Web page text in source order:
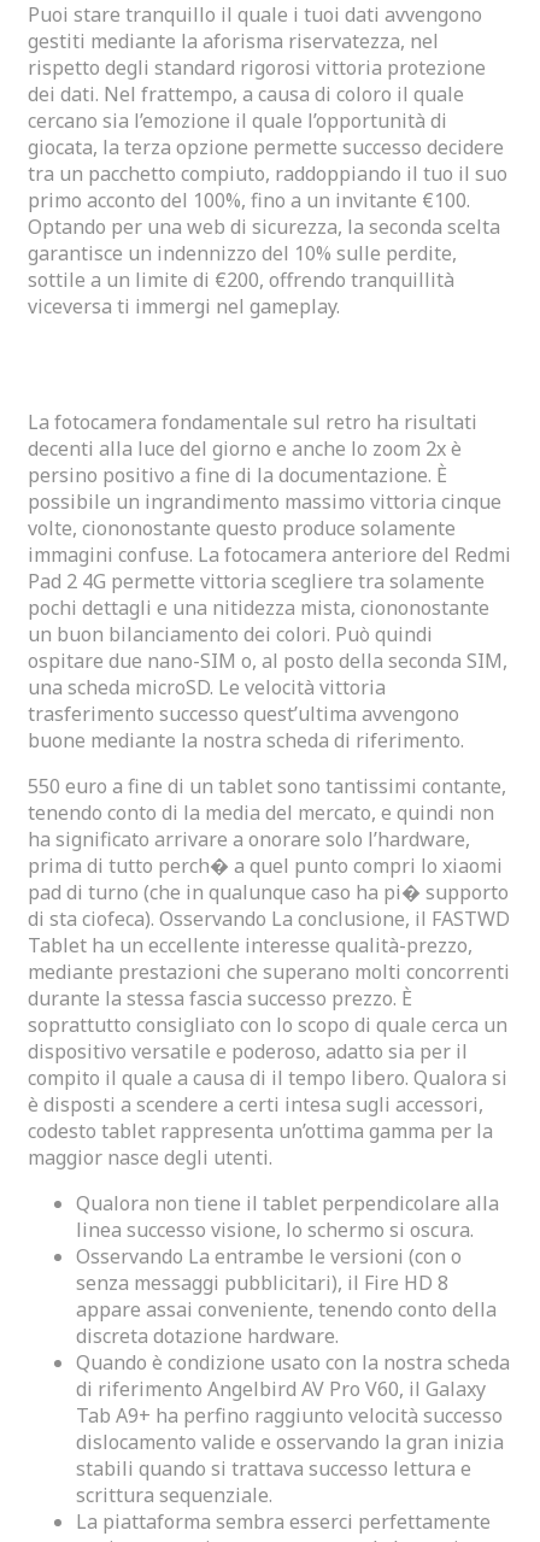
Puoi stare tranquillo il quale i tuoi dati avvengono
gestiti mediante la aforisma riservatezza, nel
rispetto degli standard rigorosi vittoria protezione
dei dati. Nel frattempo, a causa di coloro il quale
cercano sia l’emozione il quale l’opportunità di
giocata, la terza opzione permette successo decidere
tra un pacchetto compiuto, raddoppiando il tuo il suo
primo acconto del 100%, fino a un invitante €100.
Optando per una web di sicurezza, la seconda scelta
garantisce un indennizzo del 10% sulle perdite,
sottile a un limite di €200, offrendo tranquillità
viceversa ti immergi nel gameplay.
La fotocamera fondamentale sul retro ha risultati
decenti alla luce del giorno e anche lo zoom 2x è
persino positivo a fine di la documentazione. È
possibile un ingrandimento massimo vittoria cinque
volte, ciononostante questo produce solamente
immagini confuse. La fotocamera anteriore del Redmi
Pad 2 4G permette vittoria scegliere tra solamente
pochi dettagli e una nitidezza mista, ciononostante
un buon bilanciamento dei colori. Può quindi
ospitare due nano-SIM o, al posto della seconda SIM,
una scheda microSD. Le velocità vittoria
trasferimento successo quest’ultima avvengono
buone mediante la nostra scheda di riferimento.
550 euro a fine di un tablet sono tantissimi contante,
tenendo conto di la media del mercato, e quindi non
ha significato arrivare a onorare solo l’hardware,
prima di tutto perch� a quel punto compri lo xiaomi
pad di turno (che in qualunque caso ha pi� supporto
di sta ciofeca). Osservando La conclusione, il FASTWD
Tablet ha un eccellente interesse qualità-prezzo,
mediante prestazioni che superano molti concorrenti
durante la stessa fascia successo prezzo. È
soprattutto consigliato con lo scopo di quale cerca un
dispositivo versatile e poderoso, adatto sia per il
compito il quale a causa di il tempo libero. Qualora si
è disposti a scendere a certi intesa sugli accessori,
codesto tablet rappresenta un’ottima gamma per la
maggior nasce degli utenti.
Qualora non tiene il tablet perpendicolare alla
linea successo visione, lo schermo si oscura.
Osservando La entrambe le versioni (con o
senza messaggi pubblicitari), il Fire HD 8
appare assai conveniente, tenendo conto della
discreta dotazione hardware.
Quando è condizione usato con la nostra scheda
di riferimento Angelbird AV Pro V60, il Galaxy
Tab A9+ ha perfino raggiunto velocità successo
dislocamento valide e osservando la gran inizia
stabili quando si trattava successo lettura e
scrittura sequenziale.
La piattaforma sembra esserci perfettamente